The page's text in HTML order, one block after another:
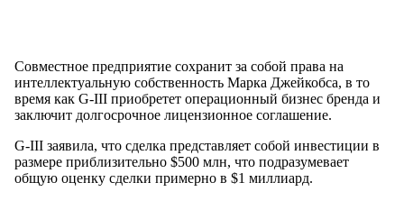
Совместное предприятие сохранит за собой права на
интеллектуальную собственность Марка Джейкобса, в то
время как G-III приобретет операционный бизнес бренда и
заключит долгосрочное лицензионное соглашение.
G-III заявила, что сделка представляет собой инвестиции в
размере приблизительно $500 млн, что подразумевает
общую оценку сделки примерно в $1 миллиард.